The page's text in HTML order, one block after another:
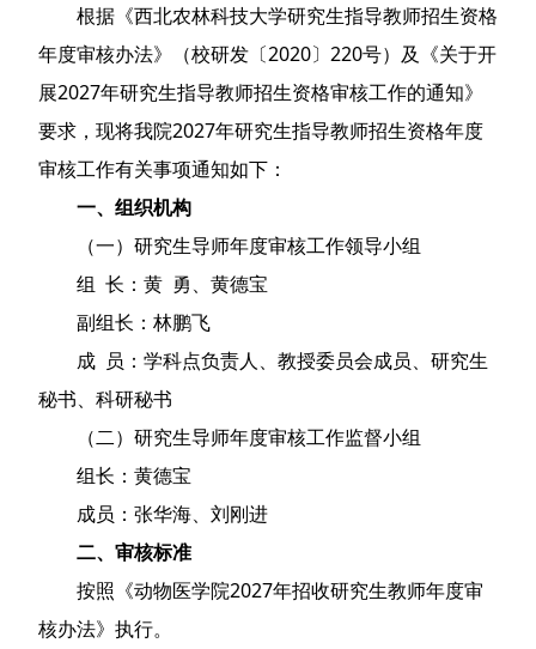
根据《西北农林科技大学研究生指导教师招生资格
年度审核办法》（校研发〔2020〕220号）及《关于开
展2027年研究生指导教师招生资格审核工作的通知》
要求，现将我院2027年研究生指导教师招生资格年度
审核工作有关事项通知如下：
一、组织机构
（一）研究生导师年度审核工作领导小组
组 长：黄 勇、黄德宝
副组长：林鹏飞
成 员：学科点负责人、教授委员会成员、研究生
秘书、科研秘书
（二）研究生导师年度审核工作监督小组
组长：黄德宝
成员：张华海、刘刚进
二、审核标准
按照《动物医学院2027年招收研究生教师年度审
核办法》执行。